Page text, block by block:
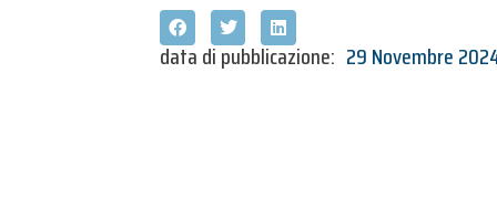
data di pubblicazione: 29 Novembre